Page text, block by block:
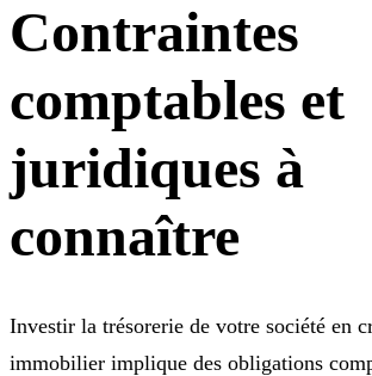
Contraintes
comptables et
juridiques à
connaître
Investir la trésorerie de votre société en
immobilier implique des obligations